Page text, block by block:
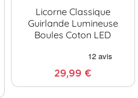
Licorne Classique
Guirlande Lumineuse
Boules Coton LED
29,99 €